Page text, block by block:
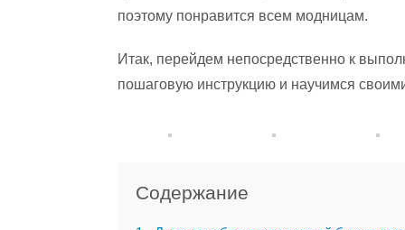
поэтому понравится всем модницам.
Итак, перейдем непосредственно к
пошаговую инструкцию и научимся
Содержание